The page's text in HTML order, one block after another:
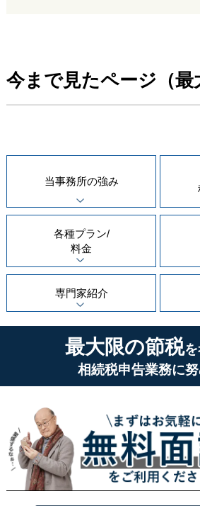
今まで見たページ（最
当事務所の強み
各種プラン/
料金
専門家紹介
最大限の節税
相続税申告業務に